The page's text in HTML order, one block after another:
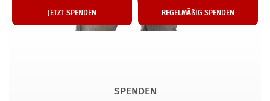
JETZT SPENDEN REGELMÄßIG SPENDEN
SPENDEN